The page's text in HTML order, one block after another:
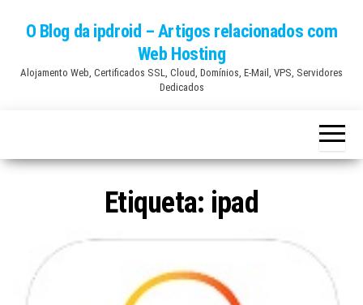
content
O Blog da ipdroid – Artigos relacionados com
Web Hosting
Alojamento Web, Certificados SSL, Cloud, Domínios, E-Mail, VPS, Servidores
Dedicados
Etiqueta: ipad